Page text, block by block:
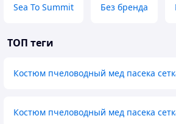
Sea To Summit Без бренда
ТОП теги
Костюм пчеловодный мед пасека
Костюм пчеловодный мед пасека